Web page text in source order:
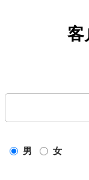
客
男 女